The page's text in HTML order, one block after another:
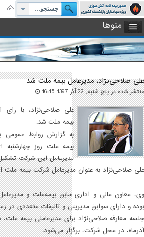
منوها
علی صلاحی‌نژاد، مدیرعامل بیمه ملت شد
منتشر شده در پنج شنبه, 22 آذر 1397 16:15
علی صلاحی‌نژاد، با رای
بیمه ملت شد.
به گزارش روابط عمومی
مدیرعامل این شرکت
علی صلاحی‌نژاد به عنوان مدیرعامل شرکت بیمه ملت
وی، معاون مالی و اداری سابق بیمه‌ملت و
بوده و دارای سوابق مدیریتی و تالیفات متعددی در
آذرماه، در محل شرکت، برگزار می‌شود.